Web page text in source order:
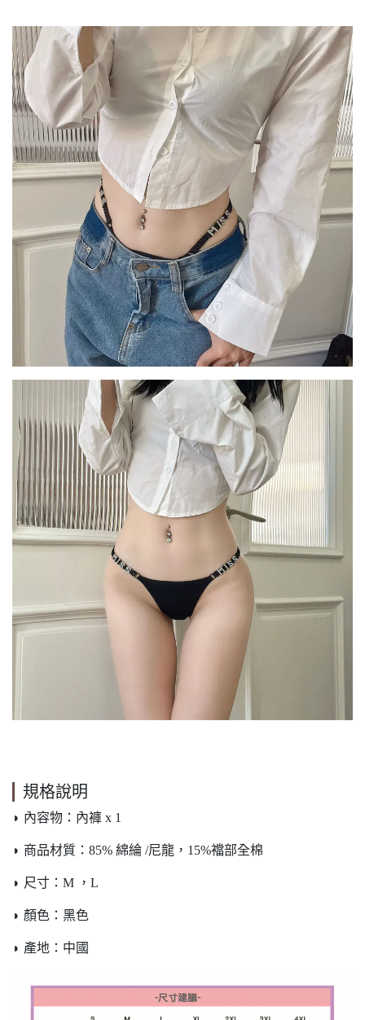
規格說明
◗ 內容物：內褲 x 1
◗ 商品材質：85% 綿綸 /尼龍，15%襠部全棉
◗ 尺寸：M ，L
◗ 顏色：黑色
◗ 產地：中國